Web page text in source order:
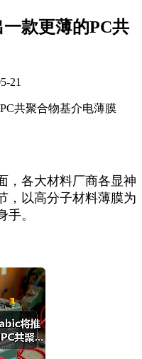
款更薄的PC共
21
共聚合物基介电薄膜
，各大材料厂商各显神
，以高分子材料薄膜为
。